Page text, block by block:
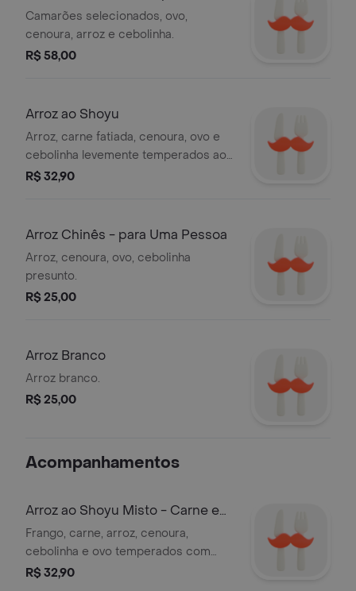
Pessoa
Camarões selecionados, ovo,
cenoura, arroz e cebolinha.
R$ 58,00
Arroz ao Shoyu
Arroz, carne fatiada, cenoura, ovo e
cebolinha levemente temperados ao
molho shoyu.
R$ 32,90
Arroz Chinês - para Uma Pessoa
Arroz, cenoura, ovo, cebolinha
presunto.
R$ 25,00
Arroz Branco
Arroz branco.
R$ 25,00
Acompanhamentos
Arroz ao Shoyu Misto - Carne e
Frango
Frango, carne, arroz, cenoura,
cebolinha e ovo temperados com
molho shoyu.
R$ 32,90